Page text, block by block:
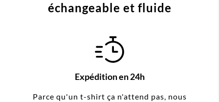
échangeable et fluide
Expédition en 24h
Parce qu'un t-shirt ça n'attend pas, nous